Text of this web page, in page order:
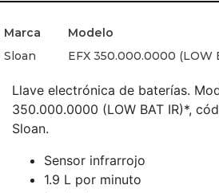
Marca
Modelo
Sloan
EFX 350.000.0000 (LOW
Llave electrónica de baterías.
350.000.0000 (LOW BAT IR)*,
Sloan.
Sensor infrarrojo
1.9 L por minuto